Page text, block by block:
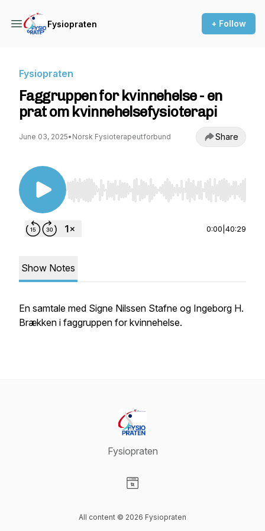
Fysiopraten + Follow
Fysiopraten
Faggruppen for kvinnehelse - en
prat om kvinnehelsefysioterapi
June 03, 2025• Norsk Fysioterapeutforbund Share
Use Left/Right to seek, Home/End to jump to
0:00 40:29
Show Notes
En samtale med Signe Nilssen Stafne og Ingeborg H.
Brækken i faggruppen for kvinnehelse.
Fysiopraten
All content © 2026 Fysiopraten